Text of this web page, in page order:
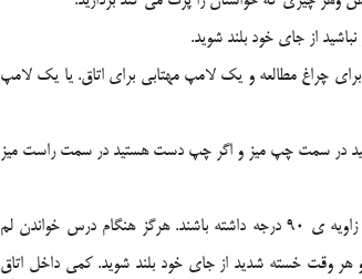
از جاي خود بلند شويد.
براي چراغ مطالعه و يك لامپ مهتابي براي اتاق. يا يك لامپ
راست دست هستيد در سمت چپ ميز و اگر چپ دست هستيد در سمت راست ميز
مطالعه مقدس استپس هميشه درست پشت ميز بنشينيد يعني تمام مفاصل بدنتان زاويه ي 90 درجه داشته باشند. هرگز هنگام درس خواندن لم
و هر وقت خسته شديد از جاي خود بلند شويد. كمي داخل اتاق